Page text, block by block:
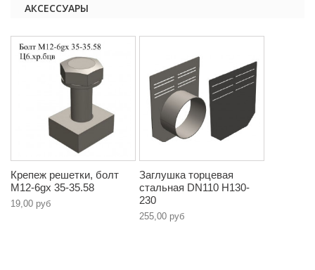
АКСЕССУАРЫ
Крепеж решетки, болт
М12-6gx 35-35.58
19,00 руб
Заглушка торцевая
стальная DN110 H130-
230
255,00 руб